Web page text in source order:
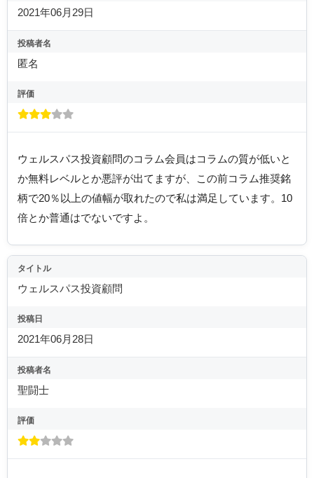
2021年06月29日
投稿者名
匿名
評価
ウェルスパス投資顧問のコラム会員はコラムの質が低いと
か無料レベルとか悪評が出てますが、この前コラム推奨銘
柄で20％以上の値幅が取れたので私は満足しています。10
倍とか普通はでないですよ。
タイトル
ウェルスパス投資顧問
投稿日
2021年06月28日
投稿者名
聖闘士
評価